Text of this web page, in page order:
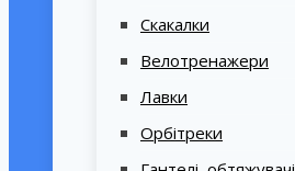
Скакалки
Велотренажери
Лавки
Орбітреки